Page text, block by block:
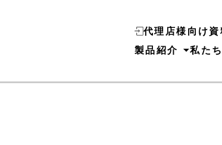
代理店様向け資
製品紹介
私た